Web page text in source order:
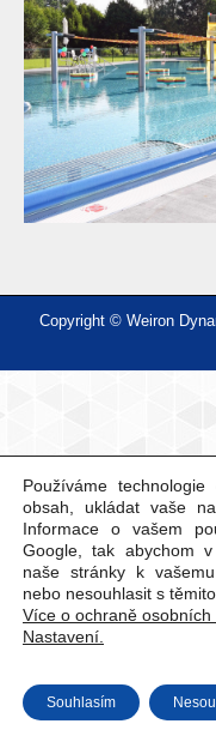
Copyright © Weiron
Používáme
obsah, ukládat vaše
Informace o vašem
Google, tak abychom
naše stránky k
nebo nesouhlasit s
Více o ochraně osobních
Nastavení.
Souhlasím